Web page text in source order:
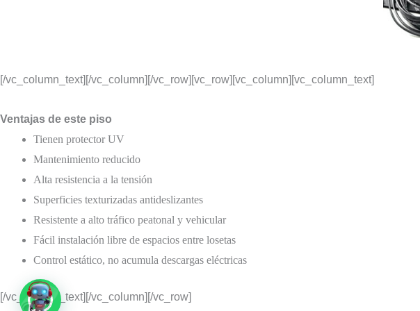
[/vc_column_text][/vc_column][/vc_row][vc_row][vc_column][vc_column_text]
Ventajas de este piso
Tienen protector UV
Mantenimiento reducido
Alta resistencia a la tensión
Superficies texturizadas antideslizantes
Resistente a alto tráfico peatonal y vehicular
Fácil instalación libre de espacios entre losetas
Control estático, no acumula descargas eléctricas
[/vc_column_text][/vc_column][/vc_row]